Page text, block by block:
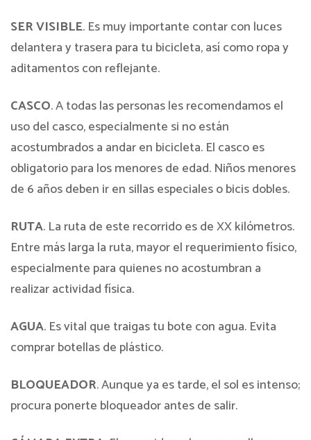
SER VISIBLE. Es muy importante contar con luces
delantera y trasera para tu bicicleta, así como ropa y
aditamentos con reflejante.
CASCO. A todas las personas les recomendamos el
uso del casco, especialmente si no están
acostumbrados a andar en bicicleta. El casco es
obligatorio para los menores de edad. Niños menores
de 6 años deben ir en sillas especiales o bicis dobles.
RUTA. La ruta de este recorrido es de XX kilómetros.
Entre más larga la ruta, mayor el requerimiento físico,
especialmente para quienes no acostumbran a
realizar actividad física.
AGUA. Es vital que traigas tu bote con agua. Evita
comprar botellas de plástico.
BLOQUEADOR. Aunque ya es tarde, el sol es intenso;
procura ponerte bloqueador antes de salir.